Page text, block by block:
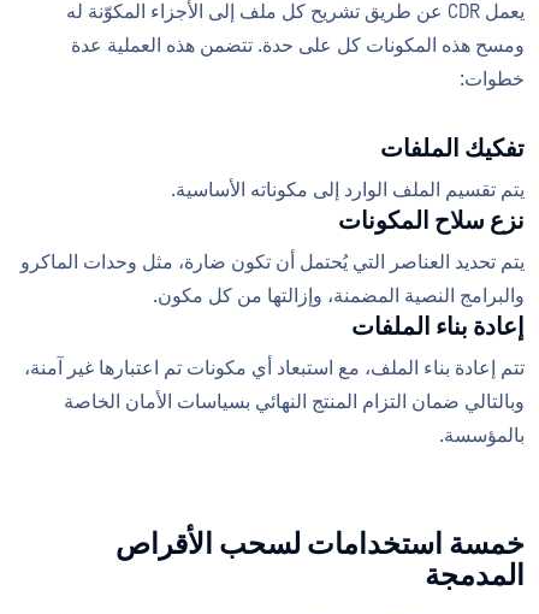
يعمل CDR عن طريق تشريح كل ملف إلى الأجزاء المكوّنة له
ومسح هذه المكونات كل على حدة. تتضمن هذه العملية عدة
خطوات:
تفكيك الملفات
يتم تقسيم الملف الوارد إلى مكوناته الأساسية.
نزع سلاح المكونات
يتم تحديد العناصر التي يُحتمل أن تكون ضارة، مثل وحدات الماكرو
والبرامج النصية المضمنة، وإزالتها من كل مكون.
إعادة بناء الملفات
تتم إعادة بناء الملف، مع استبعاد أي مكونات تم اعتبارها غير آمنة،
وبالتالي ضمان التزام المنتج النهائي بسياسات الأمان الخاصة
بالمؤسسة.
خمسة استخدامات لسحب الأقراص
المدمجة